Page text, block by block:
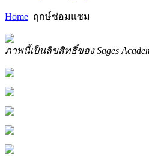
Home ฤกษ์ซ่อมแซม
ภาพนี้เป็นลิขสิทธิ์ของ Sages